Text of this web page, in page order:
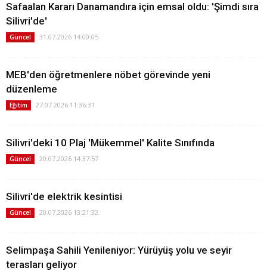
Safaalan Kararı Danamandıra için emsal oldu: 'Şimdi sıra
Silivri'de'
Güncel 31.07.2026 14:00:05
MEB'den öğretmenlere nöbet görevinde yeni
düzenleme
Eğitim 27.07.2026 11:36:31
Silivri'deki 10 Plaj 'Mükemmel' Kalite Sınıfında
Güncel 20.07.2026 14:37:57
Silivri'de elektrik kesintisi
Güncel 20.07.2026 13:21:32
Selimpaşa Sahili Yenileniyor: Yürüyüş yolu ve seyir
terasları geliyor